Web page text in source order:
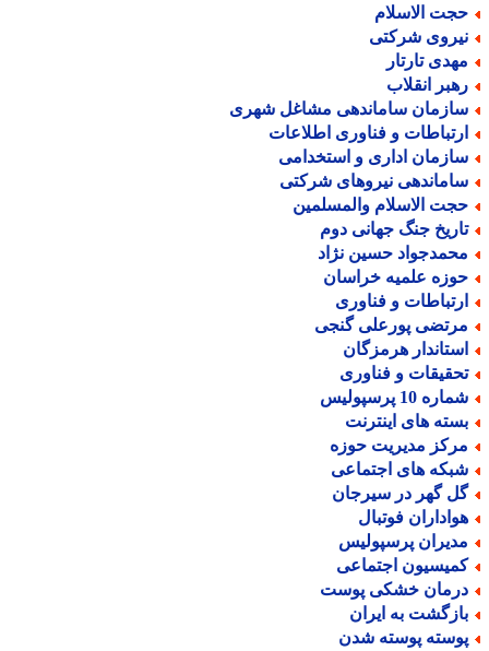
الاسلام
شرکتی
تارتار
انقلاب
ساماندهی مشاغل شهری
و فناوری اطلاعات
اداری و استخدامی
نیروهای شرکتی
الاسلام والمسلمین
جنگ جهانی دوم
حسین نژاد
علمیه خراسان
و فناوری
پورعلی گنجی
هرمزگان
و فناوری
10 پرسپولیس
های اینترنت
مدیریت حوزه
های اجتماعی
گهر در سیرجان
فوتبال
پرسپولیس
اجتماعی
خشکی پوست
به ایران
پوسته شدن